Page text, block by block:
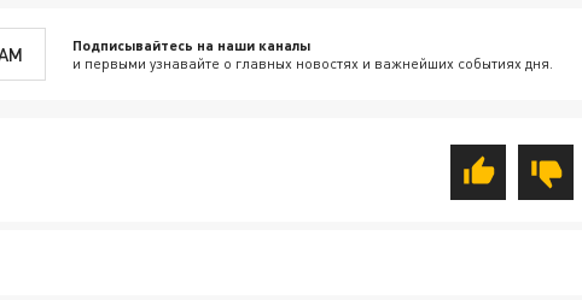
Подписывайтесь на наши каналы
и первыми узнавайте о главных новостях и важнейших событиях дня.